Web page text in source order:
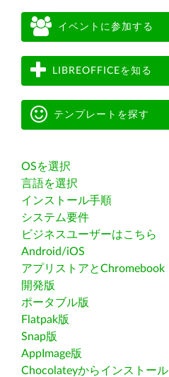
イベントに参加する
LIBREOFFICEを知る
テンプレートを探す
OSを選択
言語を選択
インストール手順
システム要件
ビジネスユーザーはこちら
Android/iOS
アプリストアとChromebook
開発版
ポータブル版
Flatpak版
Snap版
AppImage版
Chocolateyからインストール